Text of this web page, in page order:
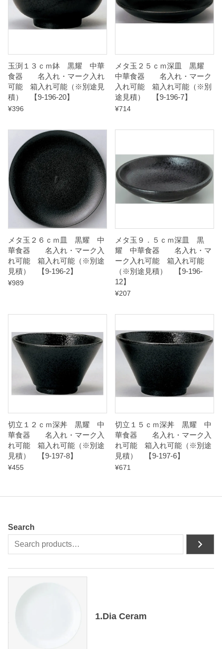
可
※
別
途
見
【
9
-
6
-
5
】
q
a
玉渕１３ｃｍ鉢 黒耀 中華
食器 名入れ・マーク入れ
可能 箱入れ可能（※別途見
積） 【9-196-20】
¥396
メタ玉２５ｃｍ深皿 黒耀
中華食器 名入れ・マーク
入れ可能 箱入れ可能（※別
途見積） 【9-196-7】
¥714
メタ玉２６ｃｍ皿 黒耀 中
華食器 名入れ・マーク入
れ可能 箱入れ可能（※別途
見積） 【9-196-2】
¥989
メタ玉９．５ｃｍ深皿 黒
耀 中華食器 名入れ・マ
ーク入れ可能 箱入れ可能
（※別途見積） 【9-196-
12】
¥207
切立１２ｃｍ深丼 黒耀 中
華食器 名入れ・マーク入
れ可能 箱入れ可能（※別途
見積） 【9-197-8】
¥455
切立１５ｃｍ深丼 黒耀 中
華食器 名入れ・マーク入
れ可能 箱入れ可能（※別途
見積） 【9-197-6】
¥671
Search
1.Dia Ceram